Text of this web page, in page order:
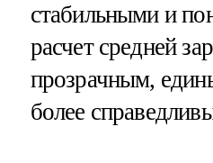
стабильными и
расчет средней
прозрачным,
более